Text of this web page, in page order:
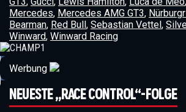
Kommentar: „Drive To Survive“
Staffel 8 Erzählt An Der Saison
Vorbei
Mercedes, Mercedes AMG GT3,
Bearman, Red Bull, Sebastian Vettel,
Winward, Winward Racing
Werbung
NEUESTE „RACE CONTROL“-FOLGE